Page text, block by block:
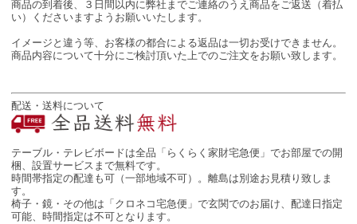
商品の到着後、３日間以内に弊社までご連絡のうえ商品をご返送（着払
い）くださいますようお願いいたします。
イメージと違う等、お客様の都合による返品は一切お受けできません。
商品内容について十分にご検討頂いた上でのご注文をお願い致します。
配送・送料について
テーブル・テレビボードは全品「らくらく家財宅急便」でお部屋での開
梱、設置サービスまで無料です。
時間帯指定の配達も可（一部地域不可）。離島は別途お見積り致しま
す。
椅子・鏡・その他は「クロネコ宅急便」で玄関でのお届け、配達日指定
可能、時間指定は不可となります。